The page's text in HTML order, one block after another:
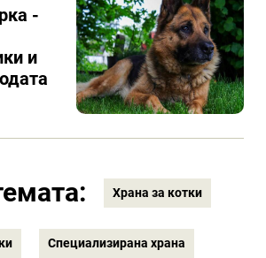
-
и
Храна за котки
Специализирана храна